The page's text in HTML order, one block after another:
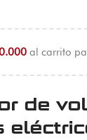
al carrito
de